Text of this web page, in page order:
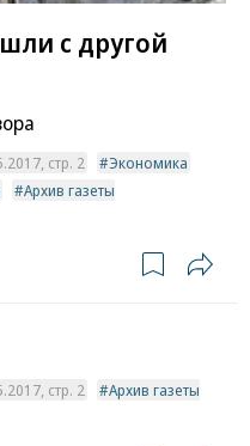
с другой
стр. 2
Экономика
Архив газеты
стр. 2
Архив газеты